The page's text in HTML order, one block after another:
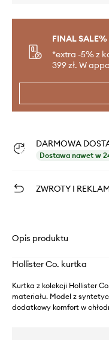
FINAL SALE%
*extra -5% z
399 zł. W
DARMOWA
Dostawa nawet w
ZWROTY I
Opis produktu
Hollister Co. kurtka
Kurtka z kolekcji Hollister
materiału. Model z
dodatkowy komfort w